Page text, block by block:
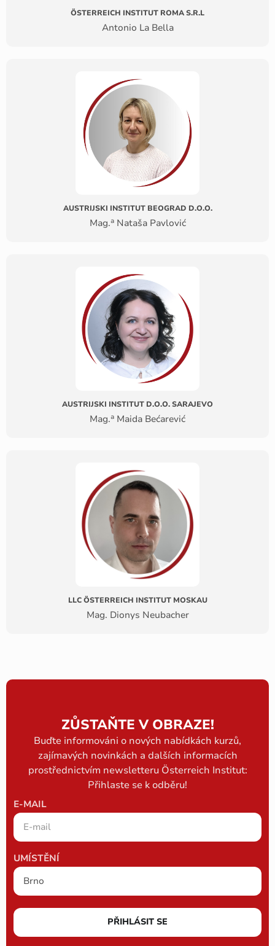
ÖSTERREICH INSTITUT ROMA S.R.L
Antonio La Bella
AUSTRIJSKI INSTITUT BEOGRAD D.O.O.
Mag.aNataša Pavlović
AUSTRIJSKI INSTITUT D.O.O. SARAJEVO
Mag.a Maida Bećarević
LLC ÖSTERREICH INSTITUT MOSKAU
Mag. Dionys Neubacher
ZŮSTAŇTE V OBRAZE!
Buďte informováni o nových nabídkách kurzů,
zajímavých novinkách a dalších informacích
prostřednictvím newsletteru Österreich Institut:
Přihlaste se k odběru!
E-MAIL
UMÍSTĚNÍ
PŘIHLÁSIT SE